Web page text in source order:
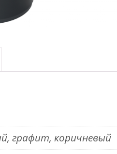
графит, коричневый